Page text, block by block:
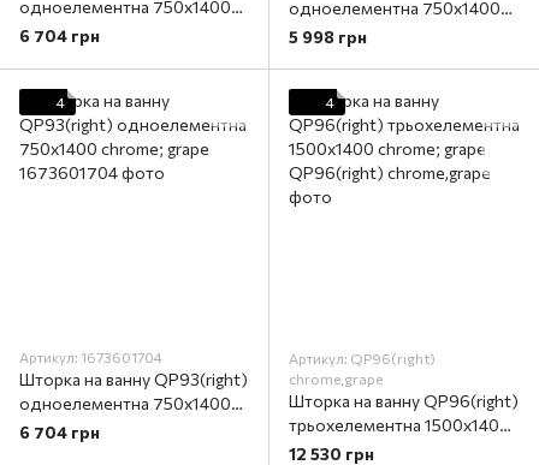
одноелементна 750х1400
chrome; grape
6 704 грн
одноелементна 750х1400
chrome; clear
5 998 грн
4
Артикул: 1673601704
Шторка на ванну QP93(right)
одноелементна 750х1400
chrome; grape
6 704 грн
4
Артикул: QP96(right)
chrome,grape
Шторка на ванну QP96(right)
трьохелементна 1500x1400
chrome; grape
12 530 грн